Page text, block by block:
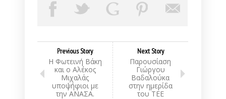
Previous Story
Η Φωτεινή Βάκη
και ο Αλέκος
Μιχαλάς
υποψήφιοι με
την ΑΝΑΣΑ.
Next Story
Παρουσίαση
Γιώργου
Βαδαλούκα
στην ημερίδα
του ΤΕΕ